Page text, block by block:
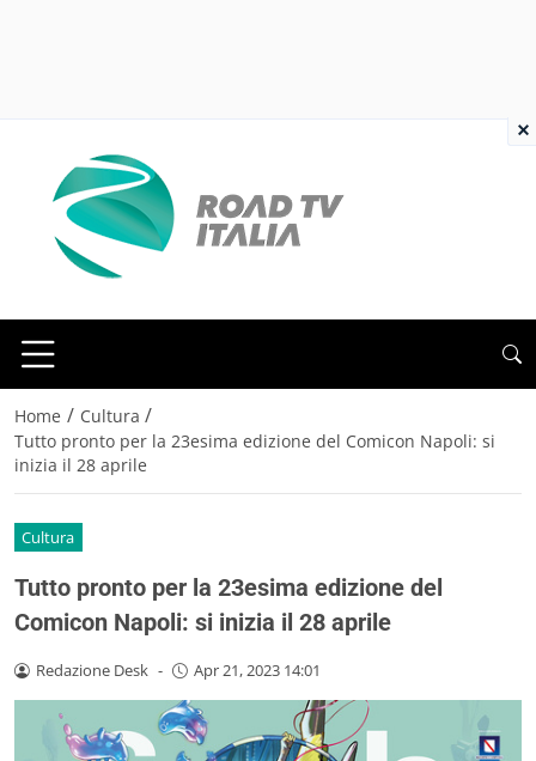
Home / Cultura /
Tutto pronto per la 23esima edizione del Comicon Napoli: si
inizia il 28 aprile
Cultura
Tutto pronto per la 23esima edizione del
Comicon Napoli: si inizia il 28 aprile
Redazione Desk - Apr 21, 2023 14:01
×